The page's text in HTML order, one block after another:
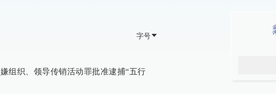
字号
组织、领导传销活动罪批准逮捕“五行